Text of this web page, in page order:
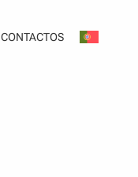
CONTACTOS